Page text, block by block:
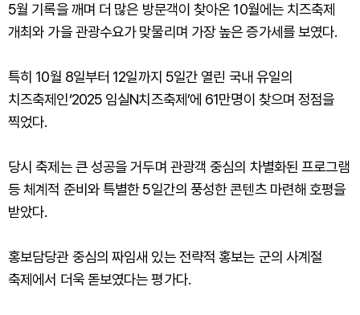
5월 기록을 깨며 더 많은 방문객이 찾아온 10월에는 치즈축제
개최와 가을 관광수요가 맞물리며 가장 높은 증가세를 보였다.
특히 10월 8일부터 12일까지 5일간 열린 국내 유일의
치즈축제인‘2025 임실N치즈축제’에 61만명이 찾으며 정점을
찍었다.
당시 축제는 큰 성공을 거두며 관광객 중심의 차별화된 프로그램
등 체계적 준비와 특별한 5일간의 풍성한 콘텐츠 마련해 호평을
받았다.
홍보담당관 중심의 짜임새 있는 전략적 홍보는 군의 사계절
축제에서 더욱 돋보였다는 평가다.